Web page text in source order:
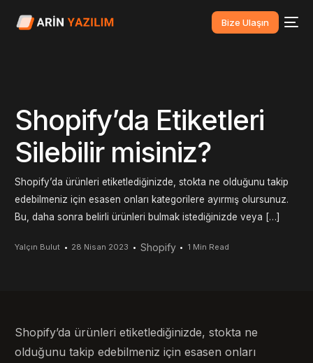
Bize Ulaşın
Shopify’da Etiketleri
Silebilir misiniz?
Shopify’da ürünleri etiketlediğinizde, stokta ne olduğunu takip
edebilmeniz için esasen onları kategorilere ayırmış olursunuz.
Bu, daha sonra belirli ürünleri bulmak istediğinizde veya […]
Yalçın Bulut 28 Nisan 2023 Shopify 1 Min Read
Shopify’da ürünleri etiketlediğinizde, stokta ne
olduğunu takip edebilmeniz için esasen onları